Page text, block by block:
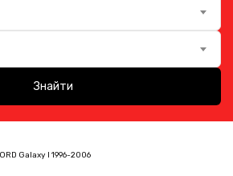
Знайти
Galaxy I 1996-2006